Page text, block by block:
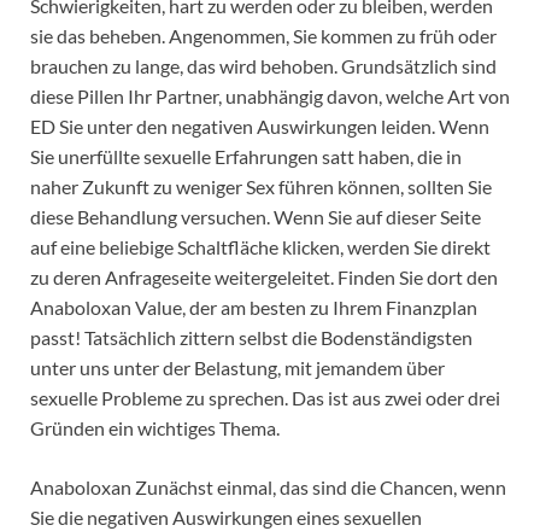
Schwierigkeiten, hart zu werden oder zu bleiben, werden
sie das beheben. Angenommen, Sie kommen zu früh oder
brauchen zu lange, das wird behoben. Grundsätzlich sind
diese Pillen Ihr Partner, unabhängig davon, welche Art von
ED Sie unter den negativen Auswirkungen leiden. Wenn
Sie unerfüllte sexuelle Erfahrungen satt haben, die in
naher Zukunft zu weniger Sex führen können, sollten Sie
diese Behandlung versuchen. Wenn Sie auf dieser Seite
auf eine beliebige Schaltfläche klicken, werden Sie direkt
zu deren Anfrageseite weitergeleitet. Finden Sie dort den
Anaboloxan Value, der am besten zu Ihrem Finanzplan
passt! Tatsächlich zittern selbst die Bodenständigsten
unter uns unter der Belastung, mit jemandem über
sexuelle Probleme zu sprechen. Das ist aus zwei oder drei
Gründen ein wichtiges Thema.
Anaboloxan Zunächst einmal, das sind die Chancen, wenn
Sie die negativen Auswirkungen eines sexuellen